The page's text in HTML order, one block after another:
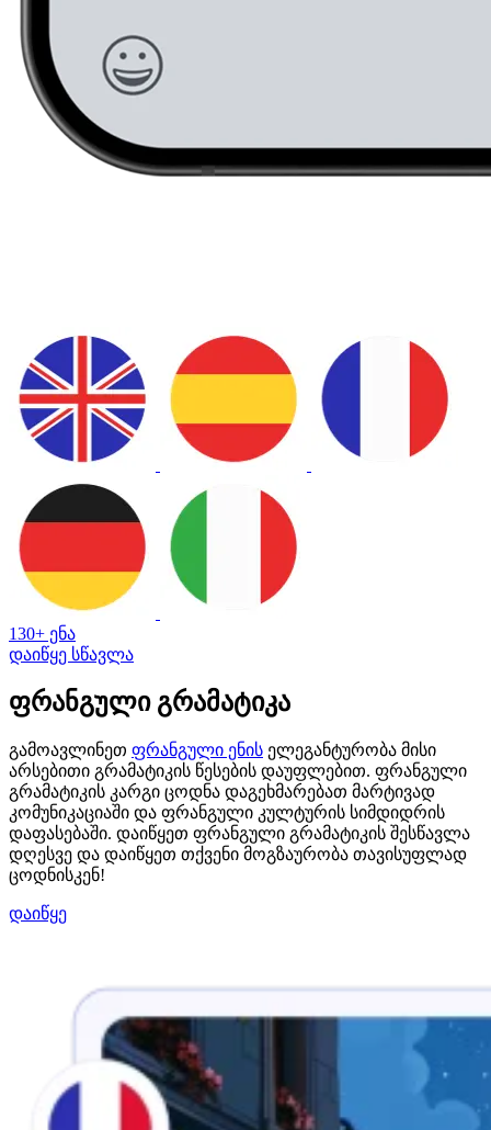
130+ ენა
დაიწყე სწავლა
ფრანგული გრამატიკა
გამოავლინეთ ფრანგული ენის ელეგანტურობა მისი
არსებითი გრამატიკის წესების დაუფლებით. ფრანგული
გრამატიკის კარგი ცოდნა დაგეხმარებათ მარტივად
კომუნიკაციაში და ფრანგული კულტურის სიმდიდრის
დაფასებაში. დაიწყეთ ფრანგული გრამატიკის შესწავლა
დღესვე და დაიწყეთ თქვენი მოგზაურობა თავისუფლად
ცოდნისკენ!
დაიწყე